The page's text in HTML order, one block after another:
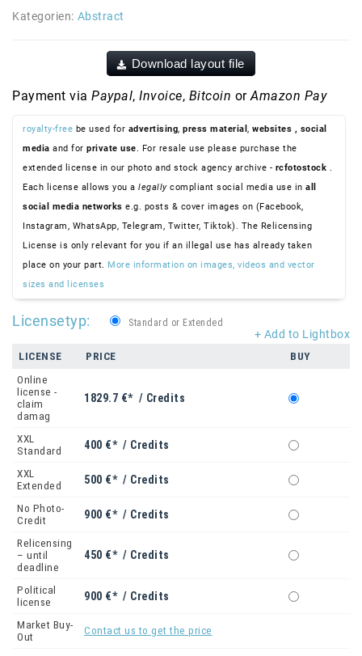
Kategorien: Abstract
Download layout file
Payment via Paypal, Invoice, Bitcoin or Amazon Pay
royalty-free be used for advertising, press material , websites , social
media and for private use. For resale use please purchase the
extended license in our photo and stock agency archive - rcfotostock .
Each license allows you a legallycompliant social media use in all
social media networks e.g. posts & cover images on (Facebook,
Instagram, WhatsApp, Telegram, Twitter, Tiktok). The Relicensing
License is only relevant for you if an illegal use has already taken
place on your part. More information on images, videos and vector
sizes and licenses
+ Add to Lightbox
Licensetyp: Standard or Extended
LICENSE PRICE
BUY
Online
license -
claim
damag
1829.7 €* / Credits
XXL
Standard
400 €* / Credits
XXL
Extended
500 €* / Credits
No Photo-
Credit
900 €* / Credits
Relicensing
– until
deadline
450 €* / Credits
Political
license
900 €* / Credits
Market Buy-
Out
Contact us to get the price